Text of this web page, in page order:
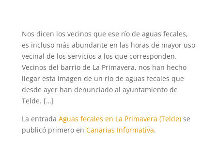
Nos dicen los vecinos que ese río de aguas fecales,
es incluso más abundante en las horas de mayor uso
vecinal de los servicios a los que corresponden.
Vecinos del barrio de La Primavera, nos han hecho
llegar esta imagen de un río de aguas fecales que
desde ayer han denunciado al ayuntamiento de
Telde. […]
La entrada Aguas fecales en La Primavera (Telde)se
publicó primero en Canarias Informativa.